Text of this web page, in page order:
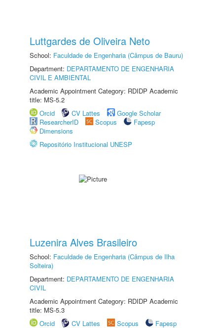
Luttgardes de Oliveira Neto
School: Faculdade de Engenharia (Câmpus de Bauru)
Department: DEPARTAMENTO DE ENGENHARIA
CIVIL E AMBIENTAL
Academic Appointment Category: RDIDP Academic
title: MS-5.2
Orcid
CV Lattes
Google Scholar
ResearcherID
Scopus
Fapesp
Dimensions
Repositório Institucional UNESP
Luzenira Alves Brasileiro
School: Faculdade de Engenharia (Câmpus de Ilha
Solteira)
Department: DEPARTAMENTO DE ENGENHARIA
CIVIL
Academic Appointment Category: RDIDP Academic
title: MS-5.3
Orcid
CV Lattes Scopus
Fapesp